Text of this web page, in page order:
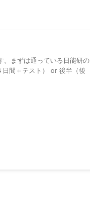
。まずは通っている日能研の
間＋テスト） or 後半（後